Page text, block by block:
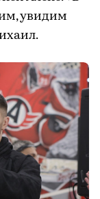
увидим